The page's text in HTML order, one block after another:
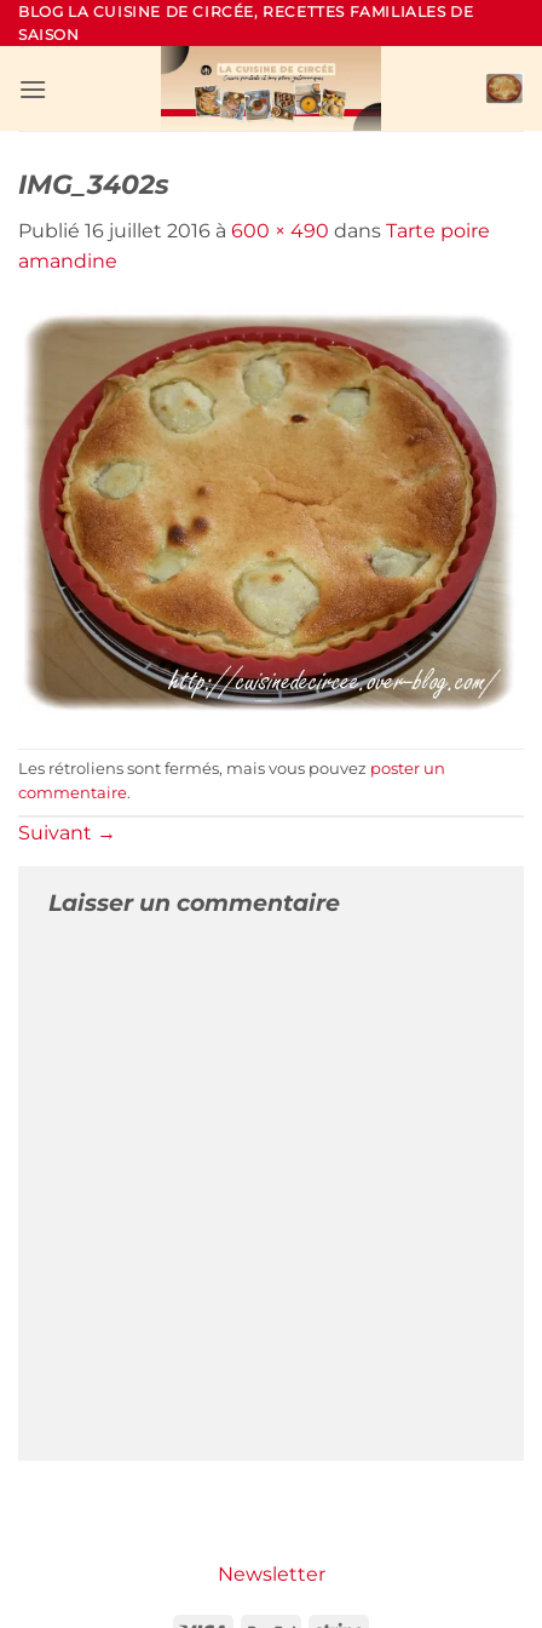
Passer
au
BLOG LA CUISINE DE CIRCÉE, RECETTES FAMILIALES DE
SAISON
IMG_3402s
Publié 16 juillet 2016 à 600 × 490 dans Tarte poire
amandine
Les rétroliens sont fermés, mais vous pouvez poster un
commentaire.
Suivant →
Laisser un commentaire
Newsletter